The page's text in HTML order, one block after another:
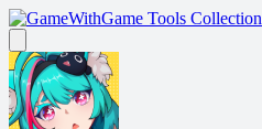
Game Tools Collection